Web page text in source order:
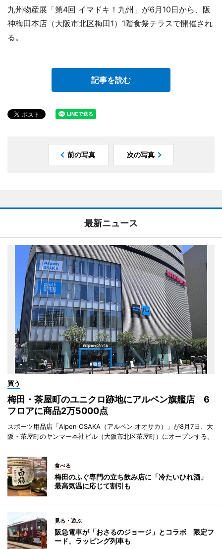
九州物産展「第4回 イマドキ！九州」が6月10日から、阪
神梅田本店（大阪市北区梅田1）1階食祭テラスで開催され
る。
記事を読む
前の写真 次の写真
最新ニュース
買う
梅田・茶屋町のユニクロ跡地にアルペン旗艦店 6
フロアに商品2万5000点
スポーツ用品店「Alpen OSAKA（アルペン オオサカ）」が8月7日、大
阪・茶屋町のヤンマー本社ビル（大阪市北区茶屋町）にオープンする。
食べる
梅田のふぐ専門の立ち飲み店に「冷たいひれ酒」
最高気温に応じて割引も
見る・遊ぶ
阪急電車が「おさるのジョージ」とコラボ 限定フ
ード、ラッピング列車も